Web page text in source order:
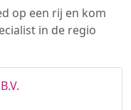
op een rij en kom
in de regio